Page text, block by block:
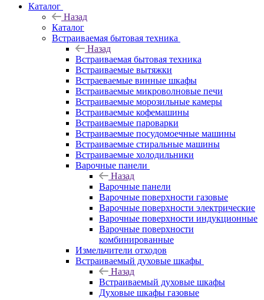
Каталог
Назад
Каталог
Встраиваемая бытовая техника
Назад
Встраиваемая бытовая техника
Встраиваемые вытяжки
Встраеваемые винные шкафы
Встраиваемые микроволновые печи
Встраиваемые морозильные камеры
Встраиваемые кофемашины
Встраиваемые пароварки
Встраиваемые посудомоечные машины
Встраиваемые стиральные машины
Встраиваемые холодильники
Варочные панели
Назад
Варочные панели
Варочные поверхности газовые
Варочные поверхности электрические
Варочные поверхности индукционные
Варочные поверхности
комбинированные
Измельчители отходов
Встраиваемый духовые шкафы
Назад
Встраиваемый духовые шкафы
Духовые шкафы газовые